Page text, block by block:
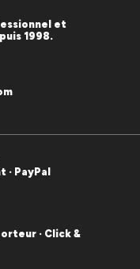
et
1998.
· PayPal
· Click &